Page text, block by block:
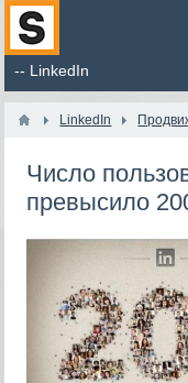
LinkedIn
Число
превысило